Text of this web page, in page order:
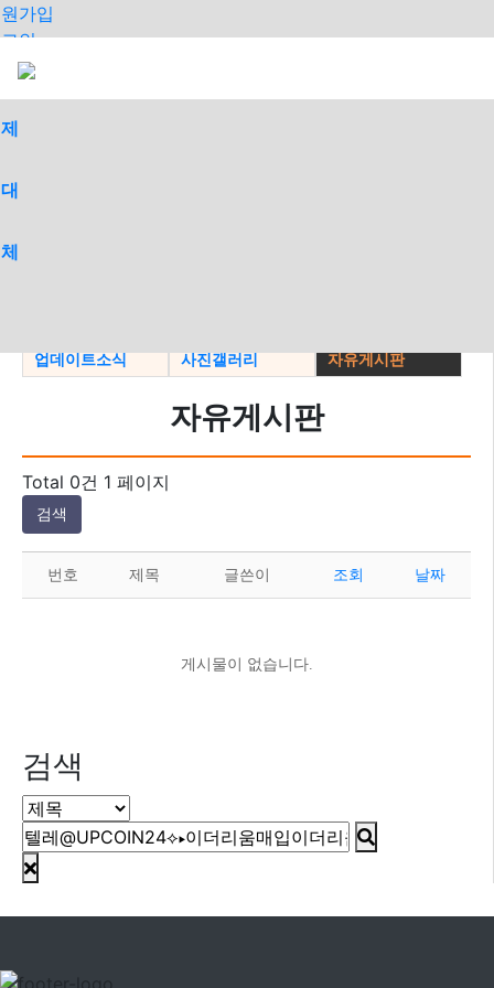
가입
인
업데이트소식
사진갤러리 자유게시판
자유게시판
Total 0건 1 페이지
검색
번호 제목 글쓴이 조회 날짜
게시물이 없습니다.
검색